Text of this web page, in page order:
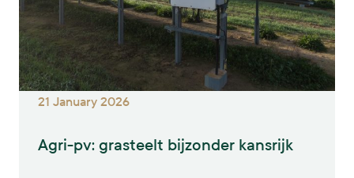
21 January 2026
Agri-pv: grasteelt bijzonder kansrijk